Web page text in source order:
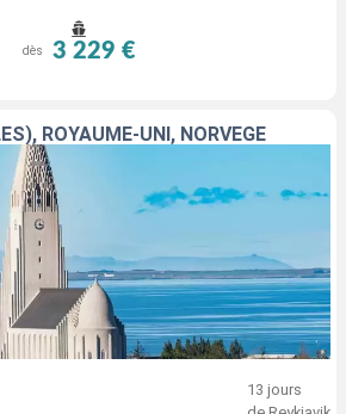
dès 3 229 €
ROYAUME-UNI, NORVÈGE
13 jours